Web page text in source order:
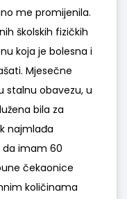
me promijenila.
školskih fizičkih
koja je bolesna i
Mjesečne
stalnu obavezu, u
bila za
najmlađa
da imam 60
čekaonice
količinama